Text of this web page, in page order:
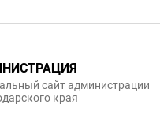
сайт администрации
края